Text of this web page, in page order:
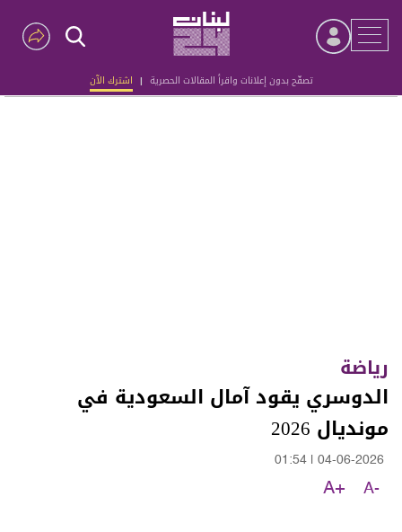
تصفّح بدون إعلانات واقرأ المقالات الحصرية | اشترك الآن
Advertisement
رياضة
الدوسري يقود آمال السعودية في
مونديال 2026
04-06-2026
01:54
A-
A+